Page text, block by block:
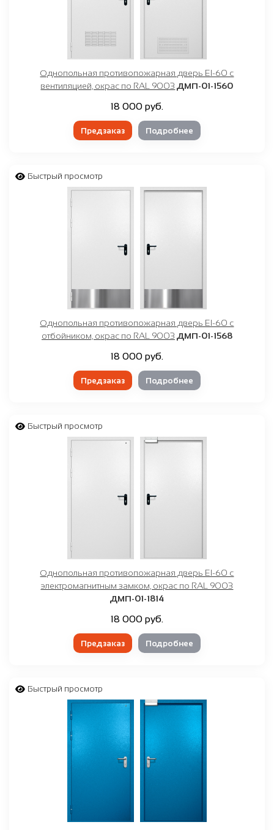
Однопольная противопожарная дверь EI-60 с
вентиляцией, окрас по RAL 9003 ДМП-01-1560
18 000 руб.
Предзаказ Подробнее
Быстрый просмотр
Однопольная противопожарная дверь EI-60 с
отбойником, окрас по RAL 9003 ДМП-01-1568
18 000 руб.
Предзаказ Подробнее
Быстрый просмотр
Однопольная противопожарная дверь EI-60 с
электромагнитным замком, окрас по RAL 9003
ДМП-01-1814
18 000 руб.
Предзаказ Подробнее
Быстрый просмотр